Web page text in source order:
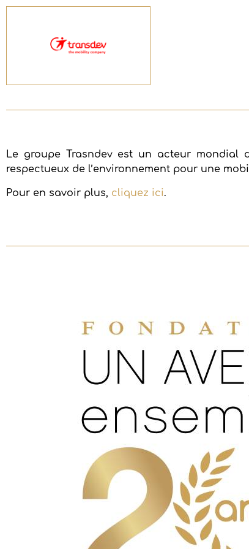
Le groupe Trasndev est un acteur mondial
respectueux de l’environnement pour une
Pour en savoir plus, cliquez ici.